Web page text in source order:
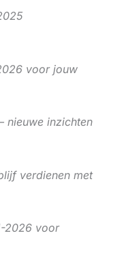
voor jouw
nieuwe inzichten
verdienen met
2026 voor